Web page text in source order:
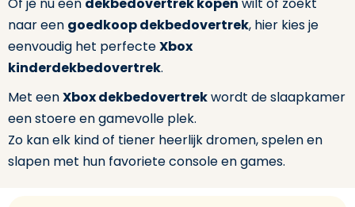
naar een goedkoop dekbedovertrek, hier kies je
eenvoudig het perfecteXbox
kinderdekbedovertrek.
Met eenXbox dekbedovertrekwordt de slaapkamer
een stoere en gamevolle plek.
Zo kan elk kind of tiener heerlijk dromen, spelen en
slapen met hun favoriete console en games.